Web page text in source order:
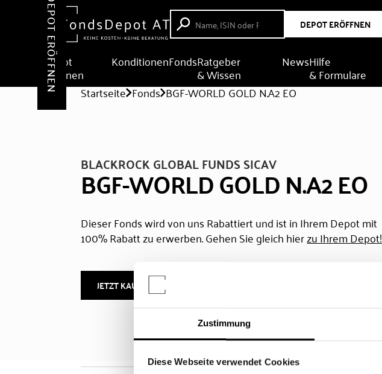
Zustimmung
Diese Webseite verwendet Cookies
DEPOT ERÖFFNEN
Depot
eröffnen
KonditionenFondsRatgeber
& Wissen
NewsHilfe
& Formulare
DEPOT ERÖFFNEN Startseite Fonds BGF-WORLD GOLD N.A2 EO
BLACKROCK GLOBAL FUNDS SICAV
BGF-WORLD GOLD N.A2 EO
Dieser Fonds wird von uns Rabattiert und ist in Ihrem Depot mit
100% Rabatt zu erwerben. Gehen Sie gleich hierzu Ihrem Depot!
JETZT KAUFEN